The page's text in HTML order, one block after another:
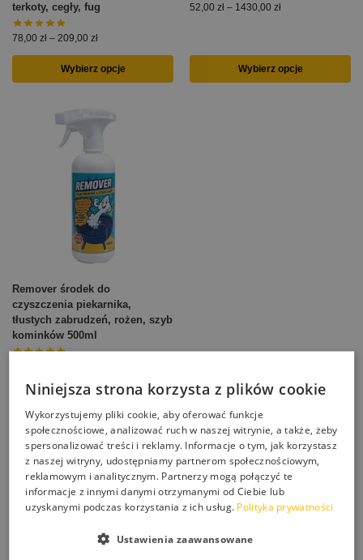
terkoty, cegły, fug
78,00 zł – 209,00 zł
Wybierz opcje
52,00 zł – 1430,00 zł
Wybierz opcje
Remover środek do
czyszczenia piekarnika,
tłustych zabrudzeń, rożen, szyb
kominków 500ml
Dodaj do koszyka
Wyświetlanie wszystkich wyników: 3
Preparaty do czyszczenia szyb kominkowych, powierzchni
kamiennych takich jak granit, piaskowiec, marmur, lastryko i
płyt nagrobków. Jeśli chciałbyś zabezpieczyć powierzchnie
przed kwasami i trwałymi przebarwieniami, warto zabezpieczyć
kamień, płytki gresowe i lastryko powłoką hydrofobową lub
Niniejsza strona korzysta z plików cookie
Wykorzystujemy pliki cookie, aby oferować funkcje
społecznościowe, analizować ruch w naszej witrynie, a także, żeby
spersonalizować treści i reklamy. Informacje o tym, jak korzystasz
z naszej witryny, udostępniamy partnerom społecznościowym,
reklamowym i analitycznym. Partnerzy mogą połączyć te
informacje z innymi danymi otrzymanymi od Ciebie lub
uzyskanymi podczas korzystania z ich usług. Polityka prywatności
Ustawienia zaawansowane